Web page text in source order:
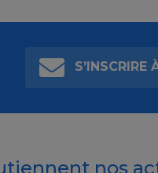
S’INSCRIRE
nos